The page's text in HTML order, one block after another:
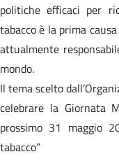
politiche efficaci per
tabacco è la prima
attualmente
mondo.
Il tema scelto
celebrare la Giornata
prossimo 31 maggio
tabacco”